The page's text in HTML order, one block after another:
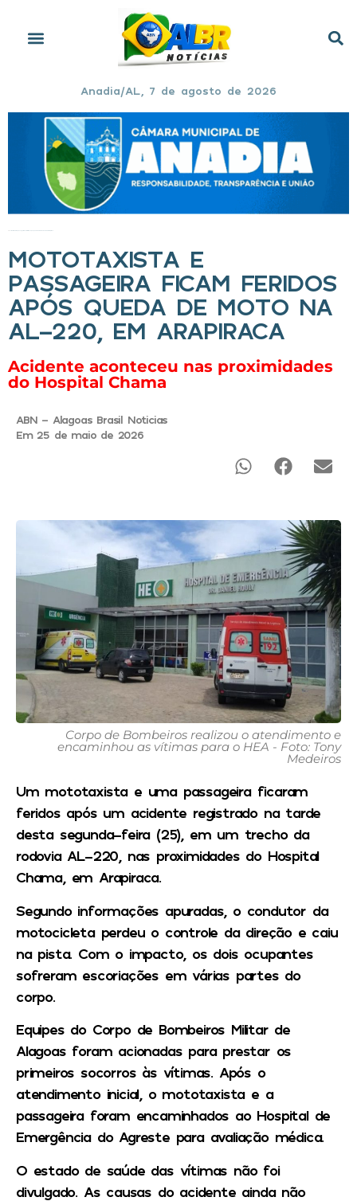
Anadia/AL, 7 de agosto de 2026
MOTOTAXISTA E
PASSAGEIRA FICAM FERIDOS
APÓS QUEDA DE MOTO NA
AL-220, EM ARAPIRACA
Acidente aconteceu nas proximidades
do Hospital Chama
ABN - Alagoas Brasil Noticias
Em 25 de maio de 2026
Corpo de Bombeiros realizou o atendimento e
encaminhou as vítimas para o HEA - Foto: Tony
Medeiros
Um mototaxista e uma passageira ficaram
feridos após um acidente registrado na tarde
desta segunda-feira (25), em um trecho da
rodovia AL-220, nas proximidades do Hospital
Chama, em Arapiraca.
Segundo informações apuradas, o condutor da
motocicleta perdeu o controle da direção e caiu
na pista. Com o impacto, os dois ocupantes
sofreram escoriações em várias partes do
corpo.
Equipes do Corpo de Bombeiros Militar de
Alagoas foram acionadas para prestar os
primeiros socorros às vítimas. Após o
atendimento inicial, o mototaxista e a
passageira foram encaminhados ao Hospital de
Emergência do Agreste para avaliação médica.
O estado de saúde das vítimas não foi
divulgado. As causas do acidente ainda não